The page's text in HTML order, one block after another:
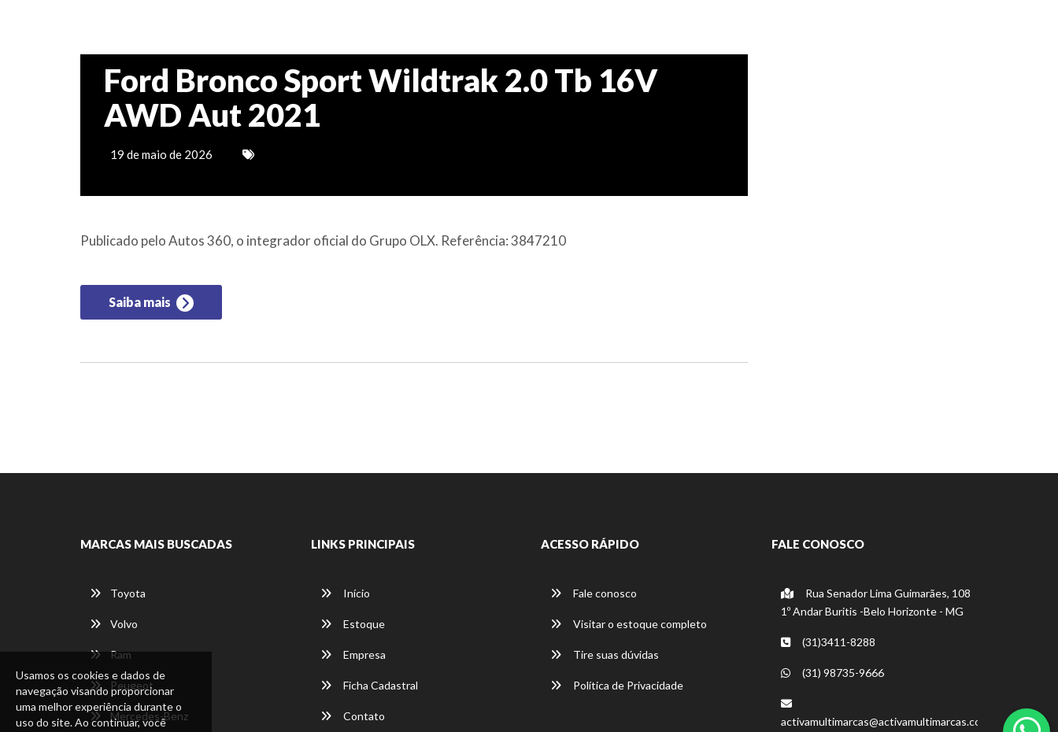
Usamos os cookies e dados de
navegação visando proporcionar
uma melhor experiência durante o
uso do site. Ao continuar, você
Ford Bronco Sport Wildtrak 2.0 Tb 16V
AWD Aut 2021
19 de maio de 2026
Publicado pelo Autos 360, o integrador oficial do Grupo OLX. Referência: 3847210
Saiba mais
MARCAS MAIS BUSCADAS
Toyota
Volvo
Ram
Peugeot
Mercedes-Benz
LINKS PRINCIPAIS
Início
Estoque
Empresa
Ficha Cadastral
Contato
ACESSO RÁPIDO
Fale conosco
Visitar o estoque completo
Tire suas dúvidas
Política de Privacidade
FALE CONOSCO
Rua Senador Lima Guimarães, 108
1º Andar Buritis -Belo Horizonte - MG
(31)3411-8288
(31) 98735-9666
activamultimarcas@activamultimarcas.com.br